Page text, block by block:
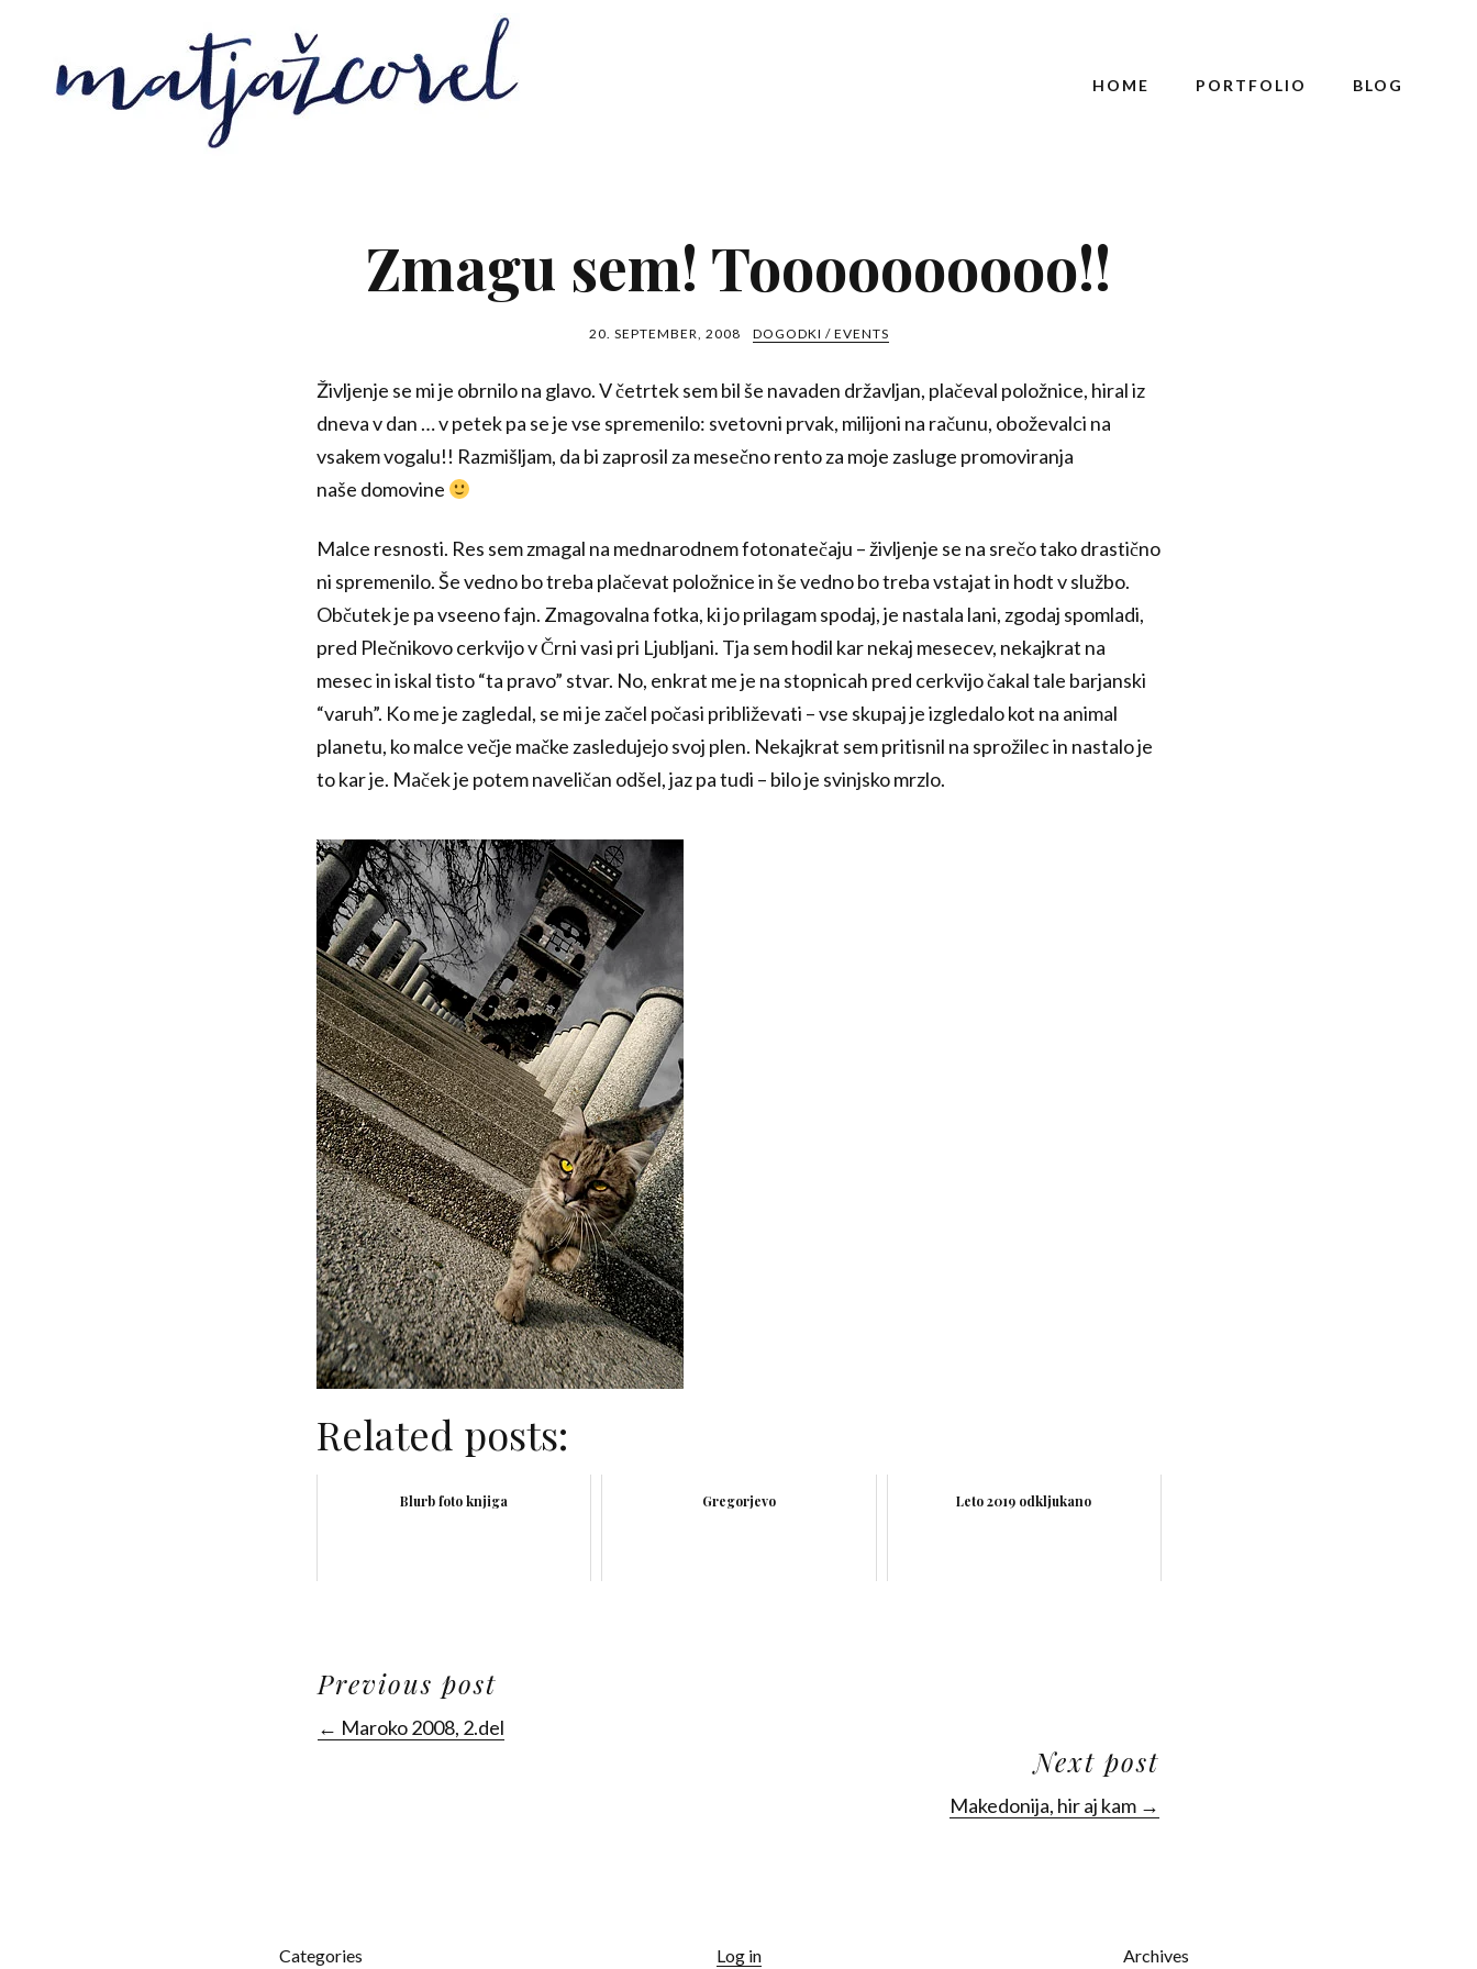
HOME PORTFOLIO BLOG
Zmagu sem! Toooooooooo!!
20. SEPTEMBER, 2008 DOGODKI / EVENTS
Življenje se mi je obrnilo na glavo. V četrtek sem bil še navaden državljan, plačeval položnice, hiral iz
dneva v dan … v petek pa se je vse spremenilo: svetovni prvak, milijoni na računu, oboževalci na
vsakem vogalu!! Razmišljam, da bi zaprosil za mesečno rento za moje zasluge promoviranja
naše domovine
Malce resnosti. Res sem zmagal na mednarodnem fotonatečaju – življenje se na srečo tako drastično
ni spremenilo. Še vedno bo treba plačevat položnice in še vedno bo treba vstajat in hodt v službo.
Občutek je pa vseeno fajn. Zmagovalna fotka, ki jo prilagam spodaj, je nastala lani, zgodaj spomladi,
pred Plečnikovo cerkvijo v Črni vasi pri Ljubljani. Tja sem hodil kar nekaj mesecev, nekajkrat na
mesec in iskal tisto “ta pravo” stvar. No, enkrat me je na stopnicah pred cerkvijo čakal tale barjanski
“varuh”. Ko me je zagledal, se mi je začel počasi približevati – vse skupaj je izgledalo kot na animal
planetu, ko malce večje mačke zasledujejo svoj plen. Nekajkrat sem pritisnil na sprožilec in nastalo je
to kar je. Maček je potem naveličan odšel, jaz pa tudi – bilo je svinjsko mrzlo.
Related posts:
Blurb foto knjiga Gregorjevo Leto 2019 odkljukano
Previous post
← Maroko 2008, 2.del
Next post
Makedonija, hir aj kam →
Categories Log in Archives